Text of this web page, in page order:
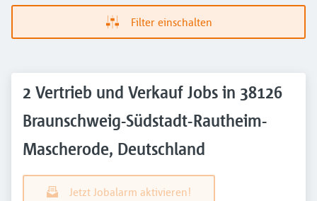
Filter einschalten
2 Vertrieb und Verkauf Jobs in 38126
Braunschweig-Südstadt-Rautheim-
Mascherode, Deutschland
Jetzt Jobalarm aktivieren!